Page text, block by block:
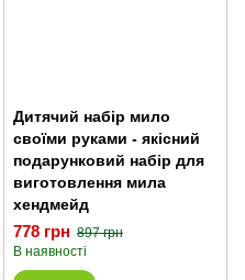
Дитячий набір мило
своїми руками - якісний
подарунковий набір для
виготовлення мила
хендмейд
778 грн 897 грн
В наявності